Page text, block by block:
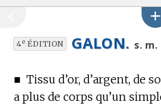
4eÉDITION GALON. s. m.
■ Tissu d’or, d’argent, de
a plus de corps qu’un